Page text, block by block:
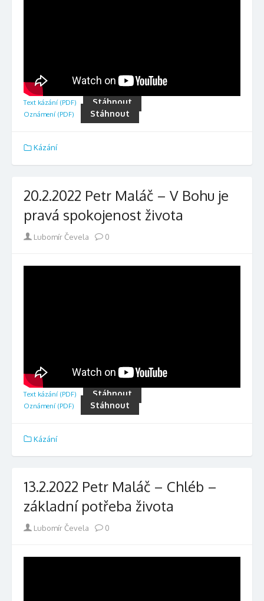
Text kázání (PDF) Stáhnout
Oznámení (PDF) Stáhnout
Kázání
20.2.2022 Petr Maláč – V Bohu je
pravá spokojenost života
Author
Lubomír Čevela 0
Text kázání (PDF) Stáhnout
Oznámení (PDF) Stáhnout
Kázání
13.2.2022 Petr Maláč – Chléb –
základní potřeba života
AuthorLubomír Čevela 0